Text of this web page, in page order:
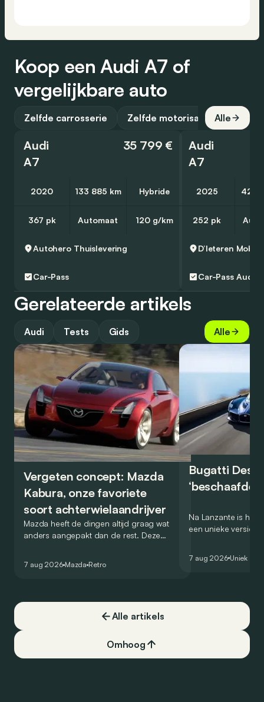
Koop een Audi A7 of
vergelijkbare auto
Zelfde carrosserie Zelfde motorisatie Alle
Audi
A7
35 799 €
2020 133 885 km Hybride
367 pk Automaat 120 g/km
Autohero Thuislevering
Car-Pass
Audi
A7
2025 42
252 pk
Car-Pass Audi
Gerelateerde artikels
Audi Tests Gids Alle
Vergeten concept: Mazda
Kabura, onze favoriete
soort achterwielaandrijver
Mazda heeft de dingen altijd graag wat
anders aangepakt dan de rest. Deze
7 aug 2026 Mazda Retro
Bugatti
‘beschaafde’
Na Lanzante is het
een unieke versie
7 aug 2026 Uniek
Alle artikels
Omhoog